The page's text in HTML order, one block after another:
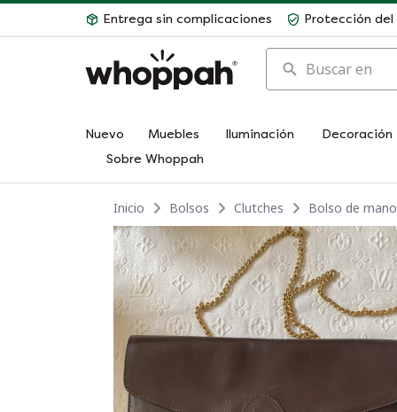
Entrega sin complicaciones Protección
Buscar en
Nuevo Muebles Iluminación
Decoración
Sobre Whoppah
Inicio Bolsos Clutches Bolso de